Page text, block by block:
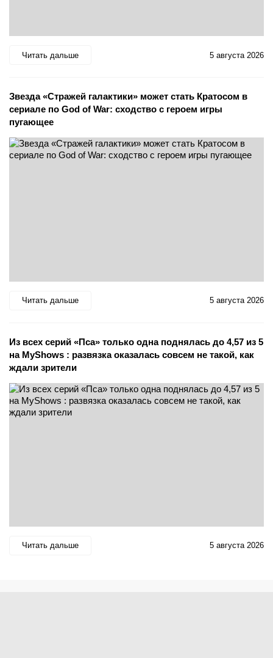
Читать дальше 5 августа 2026
Звезда «Стражей галактики» может стать Кратосом в
сериале по God of War: сходство с героем игры
пугающее
Читать дальше 5 августа 2026
Из всех серий «Пса» только одна поднялась до 4,57 из 5
на MyShows : развязка оказалась совсем не такой, как
ждали зрители
Читать дальше 5 августа 2026